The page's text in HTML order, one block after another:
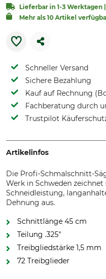
Lieferbar in 1-3 Werktagen
Mehr als 10 Artikel
Schneller Versand
Sichere Bezahlung
Kauf auf Rechnung
Fachberatung durch
Trustpilot
Artikelinfos
Die Profi-Schmalschnitt-
Werk in Schweden
Schneidleistung,
Dehnung aus.
Schnittlänge 45 cm
Teilung .325"
Treibgliedstärke 1,5 mm
72 Treibglieder